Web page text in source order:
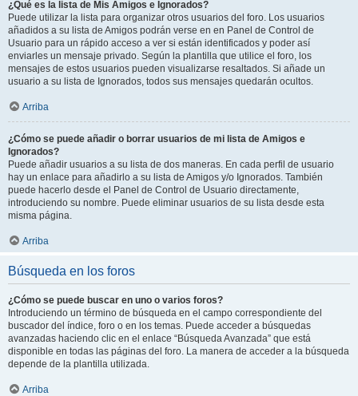
¿Qué es la lista de Mis Amigos e Ignorados?
Puede utilizar la lista para organizar otros usuarios del foro. Los usuarios
añadidos a su lista de Amigos podrán verse en en Panel de Control de
Usuario para un rápido acceso a ver si están identificados y poder así
enviarles un mensaje privado. Según la plantilla que utilice el foro, los
mensajes de estos usuarios pueden visualizarse resaltados. Si añade un
usuario a su lista de Ignorados, todos sus mensajes quedarán ocultos.
Arriba
¿Cómo se puede añadir o borrar usuarios de mi lista de Amigos e
Ignorados?
Puede añadir usuarios a su lista de dos maneras. En cada perfil de usuario
hay un enlace para añadirlo a su lista de Amigos y/o Ignorados. También
puede hacerlo desde el Panel de Control de Usuario directamente,
introduciendo su nombre. Puede eliminar usuarios de su lista desde esta
misma página.
Arriba
Búsqueda en los foros
¿Cómo se puede buscar en uno o varios foros?
Introduciendo un término de búsqueda en el campo correspondiente del
buscador del índice, foro o en los temas. Puede acceder a búsquedas
avanzadas haciendo clic en el enlace “Búsqueda Avanzada” que está
disponible en todas las páginas del foro. La manera de acceder a la búsqueda
depende de la plantilla utilizada.
Arriba